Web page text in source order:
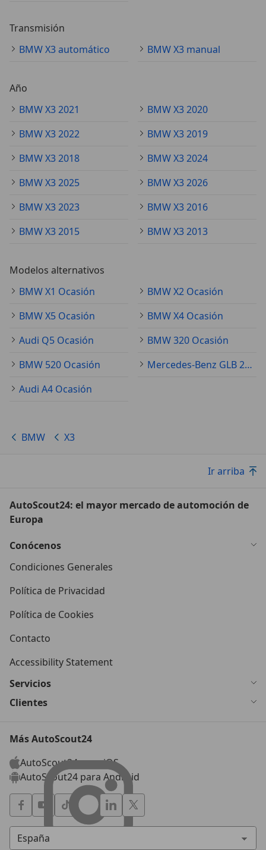
Transmisión
BMW X3 automático
BMW X3 manual
Año
BMW X3 2021
BMW X3 2020
BMW X3 2022
BMW X3 2019
BMW X3 2018
BMW X3 2024
BMW X3 2025
BMW X3 2026
BMW X3 2023
BMW X3 2016
BMW X3 2015
BMW X3 2013
Modelos alternativos
BMW X1 Ocasión
BMW X2 Ocasión
BMW X5 Ocasión
BMW X4 Ocasión
Audi Q5 Ocasión
BMW 320 Ocasión
BMW 520 Ocasión
Mercedes-Benz GLB 200 Ocasión
Audi A4 Ocasión
BMW X3
Ir arriba
AutoScout24: el mayor mercado de automoción de
Europa
Conócenos
Condiciones Generales
Política de Privacidad
Política de Cookies
Contacto
Accessibility Statement
Servicios
Clientes
Más AutoScout24
AutoScout24 para iOS
AutoScout24 para Android